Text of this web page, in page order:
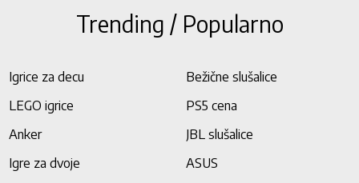
Trending / Popularno
Igrice za decu
Bežične slušalice
LEGO igrice
PS5 cena
Anker
JBL slušalice
Igre za dvoje
ASUS